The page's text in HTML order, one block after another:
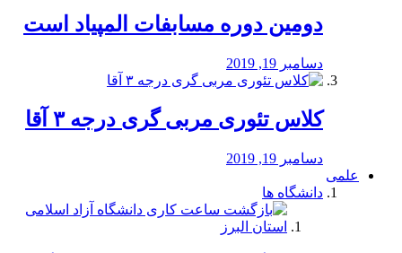
دومین دوره مسابفات المپیاد است
دسامبر 19, 2019
کلاس تئوری مربی گری درجه ۳ آقا
دسامبر 19, 2019
علمی
دانشگاه ها